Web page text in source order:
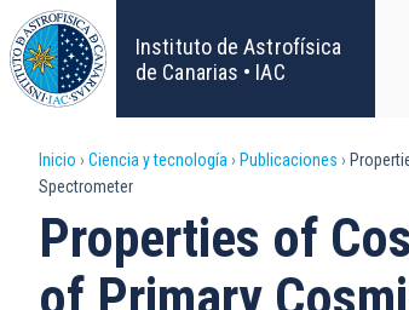
Pasar
al
contenido
principal
Instituto de Astrofísica
de Canarias • IAC
Sobrescribir
enlaces
de
Inicio Ciencia y tecnología Publicaciones
Spectrometer
Properties of